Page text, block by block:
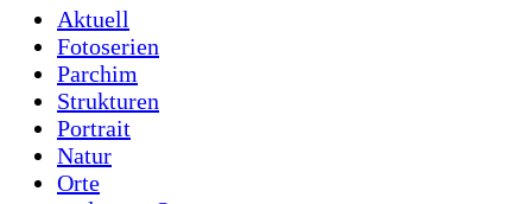
Aktuell
Fotoserien
Parchim
Strukturen
Portrait
Natur
Orte